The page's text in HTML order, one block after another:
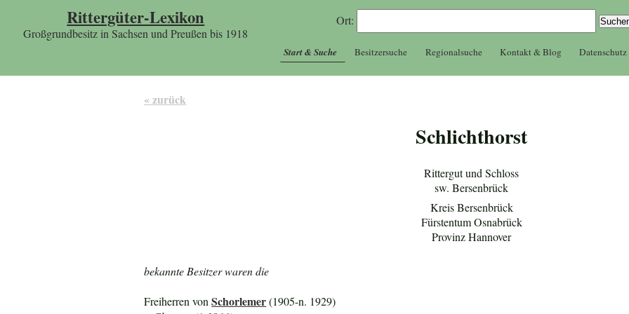
Rittergüter-Lexikon
Großgrundbesitz in Sachsen und Preußen bis 1918
Ort:
Start & Suche Besitzersuche Regionalsuche Kontakt & Blog Datenschutz
« zurück
Schlichthorst
Rittergut und Schloss
sw. Bersenbrück
Kreis Bersenbrück
Fürstentum Osnabrück
Provinz Hannover
bekannte Besitzer waren die
Freiherren vonSchorlemer(1905-n. 1929)